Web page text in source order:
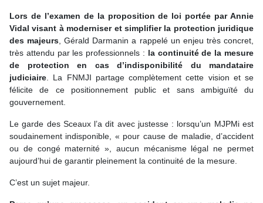
Lors de l’examen de la proposition de loi portée par Annie
Vidal visant à moderniser et simplifier la protection juridique
des majeurs, Gérald Darmanin a rappelé un enjeu très concret,
très attendu par les professionnels : la continuité de la mesure
de protection en cas d’indisponibilité du mandataire
judiciaire. La FNMJI partage complètement cette vision et se
félicite de ce positionnement public et sans ambiguïté du
gouvernement.
Le garde des Sceaux l’a dit avec justesse : lorsqu’un MJPMi est
soudainement indisponible, « pour cause de maladie, d’accident
ou de congé maternité », aucun mécanisme légal ne permet
aujourd’hui de garantir pleinement la continuité de la mesure.
C’est un sujet majeur.